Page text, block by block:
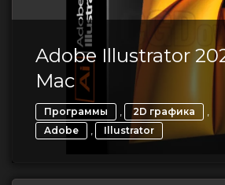
Adobe Illustrator
Mac
Программы , 2D графика ,
Adobe , Illustrator